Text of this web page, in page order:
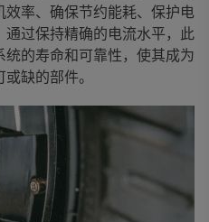
率、确保节约能耗、保护电
过保持精确的电流水平，此
的寿命和可靠性，使其成为
缺的部件。